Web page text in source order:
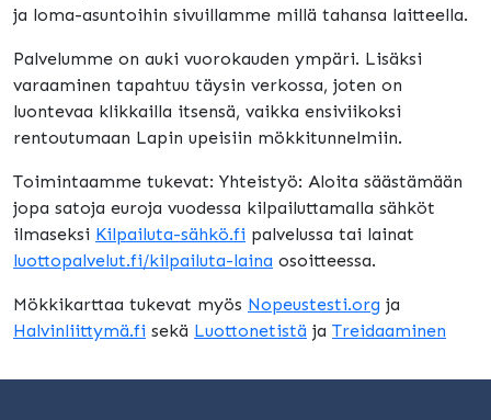
ja loma-asuntoihin sivuillamme millä tahansa laitteella.
Palvelumme on auki vuorokauden ympäri. Lisäksi
varaaminen tapahtuu täysin verkossa, joten on
luontevaa klikkailla itsensä, vaikka ensiviikoksi
rentoutumaan Lapin upeisiin mökkitunnelmiin.
Toimintaamme tukevat: Yhteistyö: Aloita säästämään
jopa satoja euroja vuodessa kilpailuttamalla sähköt
ilmaseksi Kilpailuta-sähkö.fi palvelussa tai lainat
luottopalvelut.fi/kilpailuta-laina osoitteessa.
Mökkikarttaa tukevat myös Nopeustesti.org ja
Halvinliittymä.fi sekä Luottonetistä ja Treidaaminen